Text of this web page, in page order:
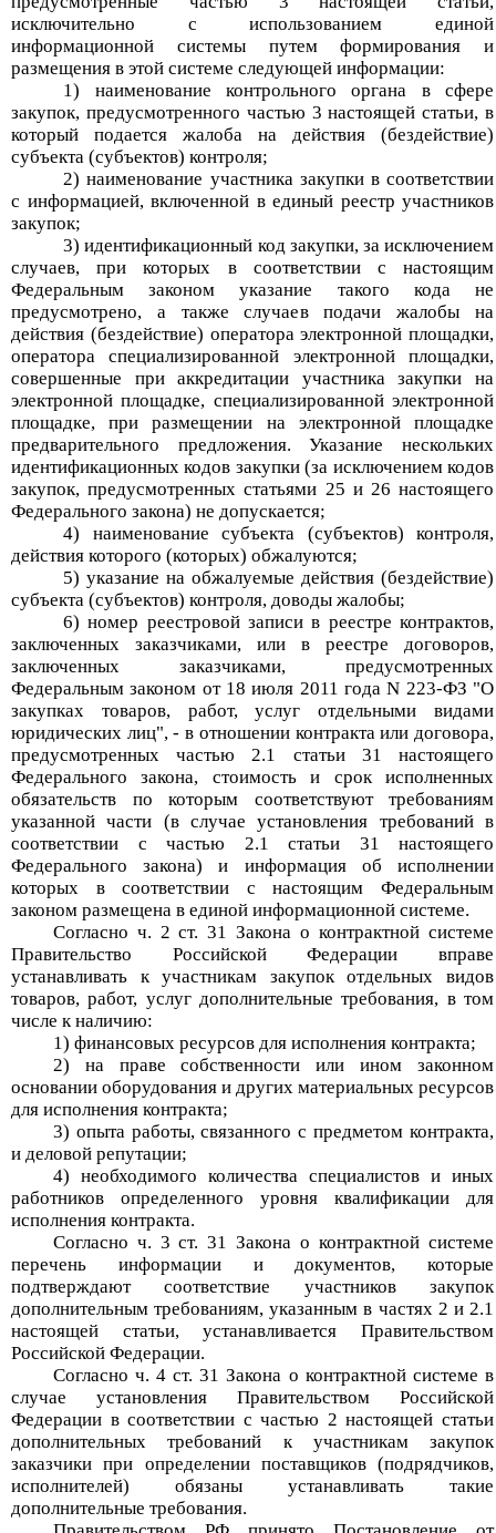
исключительно с использованием единой
информационной системы путем формирования и
размещения в этой системе следующей информации:
1) наименование контрольного органа в сфере
закупок, предусмотренного частью 3 настоящей статьи, в
который подается жалоба на действия (бездействие)
субъекта (субъектов) контроля;
2) наименование участника закупки в соответствии
с информацией, включенной в единый реестр участников
закупок;
3) идентификационный код закупки, за исключением
случаев, при которых в соответствии с настоящим
Федеральным законом указание такого кода не
предусмотрено, а также случаев подачи жалобы на
действия (бездействие) оператора электронной площадки,
оператора специализированной электронной площадки,
совершенные при аккредитации участника закупки на
электронной площадке, специализированной электронной
площадке, при размещении на электронной площадке
предварительного предложения. Указание нескольких
идентификационных кодов закупки (за исключением кодов
закупок,предусмотренных статьями 25 и 26 настоящего
Федерального закона) не допускается;
4) наименование субъекта (субъектов) контроля,
действия которого (которых) обжалуются;
5) указание на обжалуемые действия (бездействие)
субъекта (субъектов) контроля, доводы жалобы;
6) номер реестровой записи в реестре контрактов,
заключенных заказчиками, или в реестре договоров,
заключенных заказчиками, предусмотренных
Федеральным законом от 18 июля 2011 года N 223-ФЗ "О
закупках товаров, работ, услуг отдельными видами
юридических лиц", - в отношении контракта или договора,
предусмотренных частью 2.1 статьи 31 настоящего
Федерального закона, стоимость и срок исполненных
обязательств по которым соответствуют требованиям
указанной части (в случае установления требований в
соответствии с частью 2.1 статьи 31 настоящего
Федерального закона) и информация об исполнении
которых в соответствии с настоящим Федеральным
законом размещена в единой информационной системе.
Согласно ч. 2 ст. 31 Закона о контрактной системе
Правительство Российской Федерации вправе
устанавливать к участникам закупок отдельных видов
товаров, работ, услуг дополнительные требования, в том
числе к наличию:
1) финансовых ресурсов для исполнения контракта;
2) на праве собственности или ином законном
основании оборудования и других материальных ресурсов
для исполнения контракта;
3) опыта работы, связанного с предметом контракта,
и деловой репутации;
4) необходимого количества специалистов и иных
работников определенного уровня квалификации для
исполнения контракта.
Согласно ч. 3 ст. 31 Закона о контрактной системе
перечень информации и документов, которые
подтверждают соответствие участников закупок
дополнительным требованиям, указанным в частях 2 и 2.1
настоящей статьи, устанавливается Правительством
Российской Федерации.
Согласно ч. 4 ст. 31 Закона о контрактной системе в
случае установления Правительством Российской
Федерации в соответствии с частью 2 настоящей статьи
дополнительных требований к участникам закупок
заказчики при определении поставщиков (подрядчиков,
исполнителей) обязаны устанавливать такие
дополнительные требования.